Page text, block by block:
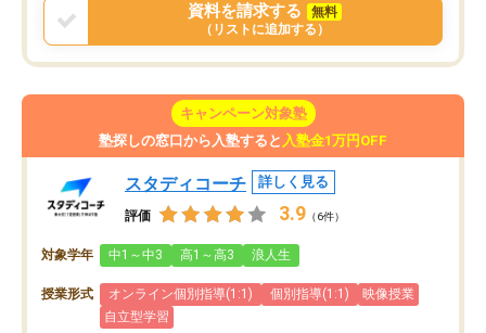
資料を請求する
無料
（リストに追加する）
キャンペーン対象塾
塾探しの窓口から入塾すると 入塾金1万円OFF
スタディコーチ 詳しく見る
評価 3.9 （6件）
対象学年 中1～中3 高1～高3 浪人生
授業形式 オンライン個別指導(1:1) 個別指導(1:1)
映像授業
自立型学習